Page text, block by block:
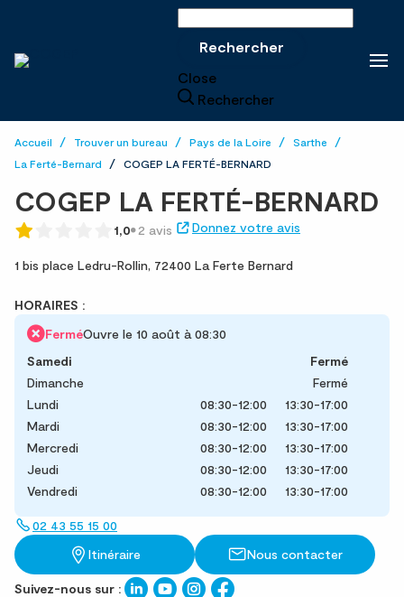
Rechercher
Close
Rechercher
Accueil Trouver un bureau Pays de la Loire
Sarthe
La Ferté-Bernard
COGEP LA FERTÉ-BERNARD
COGEP LA FERTÉ-BERNARD
1,0 2 avis Donnez votre avis
1 bis place Ledru-Rollin, 72400 La Ferte Bernard
HORAIRES :
FerméOuvre le 10 août à 08:30
Samedi
Fermé
Dimanche
Fermé
Lundi
08:30-12:00
13:30-17:00
Mardi
08:30-12:00
13:30-17:00
Mercredi
08:30-12:00
13:30-17:00
Jeudi
08:30-12:00
13:30-17:00
Vendredi
08:30-12:00 13:30-17:00
02 43 55 15 00
Itinéraire
Nous contacter
Suivez-nous sur :